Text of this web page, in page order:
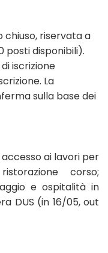
chiuso, riservata a
posti disponibili).
iscrizione
La
sulla base dei
ai lavori per
corso;
e ospitalità in
DUS (in 16/05, out